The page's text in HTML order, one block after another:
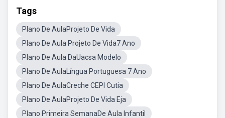
Tags
Plano De AulaProjeto De Vida
Plano De Aula Projeto De Vida7 Ano
Plano De Aula DaUacsa Modelo
Plano De AulaLíngua Portuguesa 7 Ano
Plano De AulaCreche CEPI Cutia
Plano De AulaProjeto De Vida Eja
Plano Primeira SemanaDe Aula Infantil